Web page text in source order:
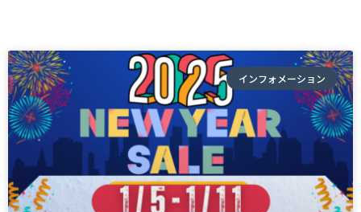
インフォメーション